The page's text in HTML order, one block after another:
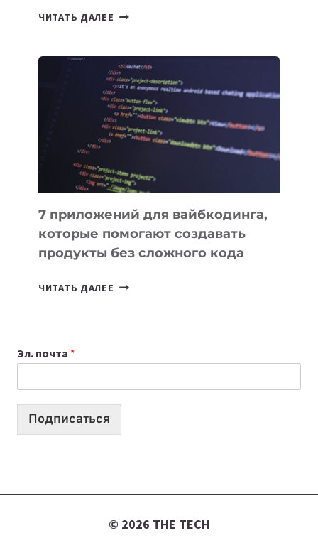
ЧИТАТЬ ДАЛЕЕ ТАСК-
ПОЛЕЗНЫХ
ИНСТРУМЕНТОВ
ДЛЯ
РАБОТЫ
7 приложений для вайбкодинга,
которые помогают создавать
продукты без сложного кода
ЧИТАТЬ ДАЛЕЕ 7
СОЗДАВАТЬ
ПРОДУКТЫ
Эл. почта *
Подписаться
© 2026 THE TECH